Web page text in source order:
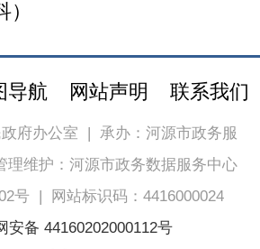
导航 网站声明 联系我们
府办公室 | 承办：河源市政务服
理维护：河源市政务数据服务中心
号|
网站标识码：4416000024
安备 44160202000112号